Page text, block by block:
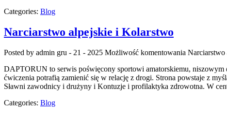
Categories: Blog
Narciarstwo alpejskie i Kolarstwo
Posted by admin gru - 21 - 2025 Możliwość komentowania
DAPTORUN to serwis poświęcony sportowi amatorskiemu, niszowym
ćwiczenia potrafią zamienić się w relację z drogi. Strona powstaje z
Sławni zawodnicy i drużyny i Kontuzje i profilaktyka zdrowotna. W
Categories: Blog